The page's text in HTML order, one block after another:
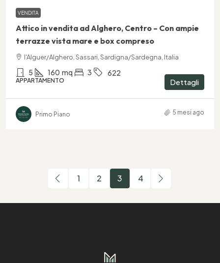
VENDITA
Attico in vendita ad Alghero, Centro – Con ampie
terrazze vista mare e box compreso
l'Alguer/Alghero, Sassari, Sardigna/Sardegna, Italia
5 160 mq 3 622
APPARTAMENTO Dettagli
Primo Piano 5 mesi ago
1 2 3 4